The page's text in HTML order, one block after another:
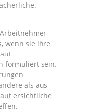
wenn sie ihre
formuliert sein.
als aus
ersichtliche